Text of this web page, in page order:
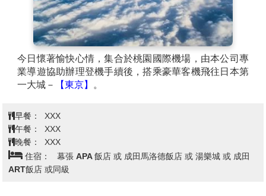
今日懷著愉快心情，集合於桃園國際機場，由本公司專
業導遊協助辦理登機手續後，搭乘豪華客機飛往日本第
一大城－
【東京】 。
早餐：
XXX
午餐：
XXX
晚餐：
XXX
住宿：
幕張 APA 飯店 或 成田馬洛德飯店 或 湯樂城 或 成田
ART飯店 或同級